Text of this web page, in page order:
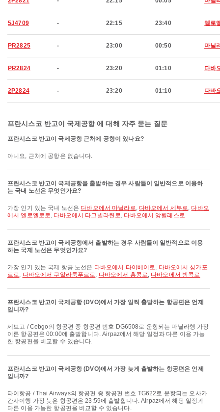
5J4709 - 22:15 23:40 엘로
PR2825 - 23:00 00:50 마닐
PR2824 - 23:20 01:10 다바
2P2824 - 23:20 01:10 다바
프란시스코 반고이 국제공항 에 대해 자주 묻는 질문
프란시스코 반고이 국제공항 근처에 공항이 있나요?
아니요, 근처에 공항은 없습니다.
프란시스코 반고이 국제공항을 출발하는 경우 사람들이 일반적으로 이용하
는 국내 노선은 무엇인가요?
가장 인기 있는 국내 노선은 다바오에서 마닐라로, 다바오에서 세부로, 다바오
에서 엘로엘로로, 다바오에서 타그빌라란로, 다바오에서 앙헬레스로
프란시스코 반고이 국제공항에서 출발하는 경우 사람들이 일반적으로 이용
하는 국제 노선은 무엇인가요?
가장 인기 있는 국제 항공 노선은 다바오에서 타이베이로, 다바오에서 싱가포
르로, 다바오에서 쿠알라룸푸르로, 다바오에서 홍콩로, 다바오에서 방콕로
프란시스코 반고이 국제공항 (DVO)에서 가장 일찍 출발하는 항공편은 언제
입니까?
세브고 / Cebgo의 항공편 중 항공편 번호 DG6508로 운항되는 마닐라행 가장
이른 항공편은 00:00에 출발합니다. Airpaz에서 해당 일정과 다른 이용 가능
한 항공편을 비교할 수 있습니다.
프란시스코 반고이 국제공항 (DVO)에서 가장 늦게 출발하는 항공편은 언제
입니까?
타이항공 / Thai Airways의 항공편 중 항공편 번호 TG622로 운항되는 오사카
칸사이행 가장 늦은 항공편은 23:59에 출발합니다. Airpaz에서 해당 일정과
다른 이용 가능한 항공편을 비교할 수 있습니다.